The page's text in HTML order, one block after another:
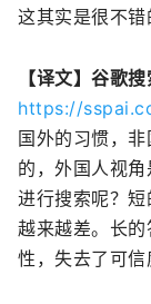
这其实是很不错
【译文】谷歌
https://
国外的习惯，
的，外国人视
进行搜索呢？
越来越差。长
性，失去了可信